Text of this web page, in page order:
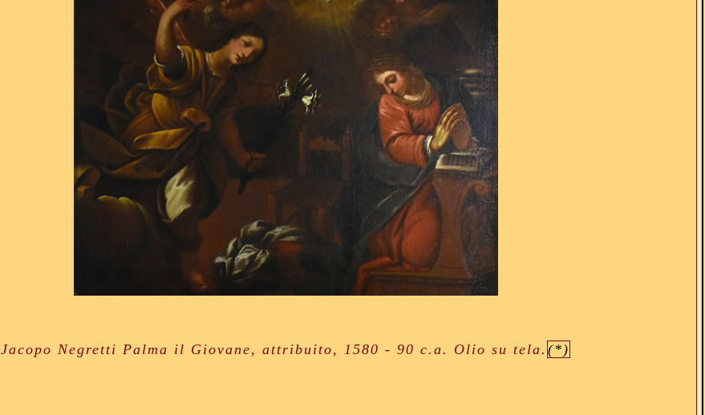
Jacopo Negretti Palma il Giovane, attribuito, 1580 - 90 c.a. Olio su tela. (*)